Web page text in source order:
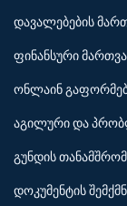
დავალებების
ფინანსური მართვა
ონლაინ
აგილური და
გუნდის
დოკუმენტის